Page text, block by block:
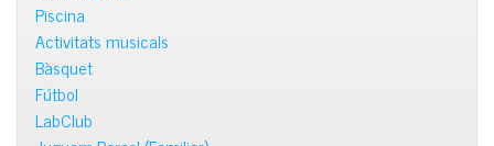
Piscina
Activitats musicals
Bàsquet
Fútbol
LabClub